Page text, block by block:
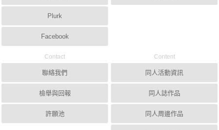
Plurk
Facebook
Contact
聯絡我們
檢舉與回報
許願池
Content
同人活動資訊
同人誌作品
同人周邊作品